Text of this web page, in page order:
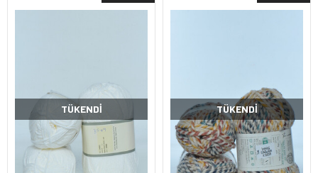
TÜKENDI TÜKENDI